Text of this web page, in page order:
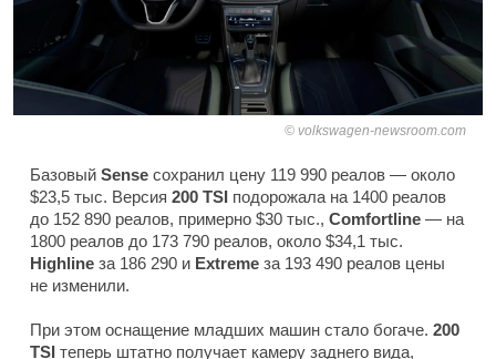
volkswagen-newsroom.com
Базовый Sense сохранил цену 119 990 реалов — около
$23,5 тыс. Версия 200 TSI подорожала на 1400 реалов
до 152 890 реалов, примерно $30 тыс., Comfortline — на
1800 реалов до 173 790 реалов, около $34,1 тыс.
Highline за 186 290 и Extreme за 193 490 реалов цены
не изменили.
При этом оснащение младших машин стало богаче. 200
TSI теперь штатно получает камеру заднего вида,